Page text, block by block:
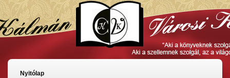
Ugrás
a
tartalomra
Főmenü
Nyitólap